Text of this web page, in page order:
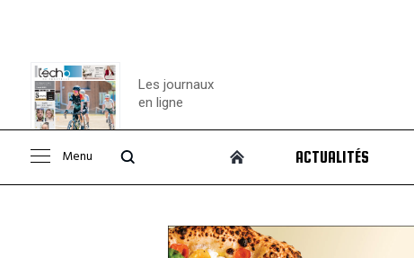
Consulter le
Les journaux
en ligne
Menu ACTUALITÉS